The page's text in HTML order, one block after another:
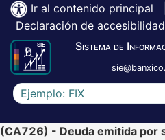
Ir al contenido principal
Declaración de accesibilidad
Sistema de
Escriba el texto a buscar
(CA726) - Deuda emitida por